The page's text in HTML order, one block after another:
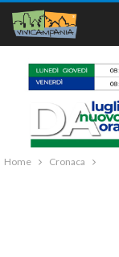
Home Cronaca